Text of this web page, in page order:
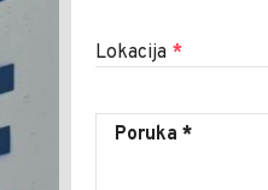
Lokacija *